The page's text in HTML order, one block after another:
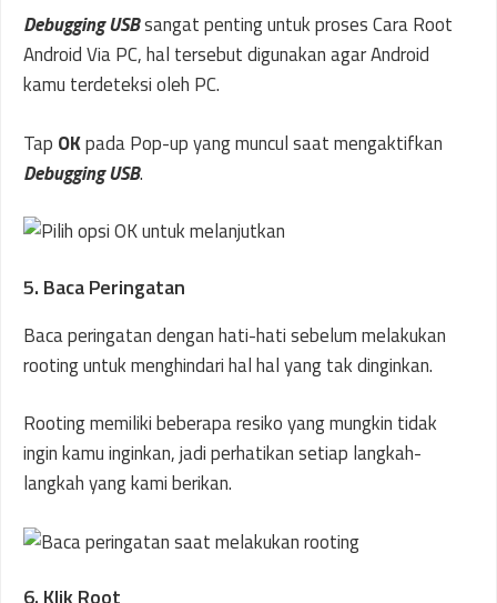
Debugging USBsangat penting untuk proses Cara Root
Android Via PC, hal tersebut digunakan agar Android
kamu terdeteksi oleh PC.
Tap OKpada Pop-up yang muncul saat mengaktifkan
DebuggingUSB.
5. Baca Peringatan
Baca peringatan dengan hati-hati sebelum melakukan
rooting untuk menghindari hal hal yang tak dinginkan.
Rooting memiliki beberapa resiko yang mungkin tidak
ingin kamu inginkan, jadi perhatikan setiap langkah-
langkah yang kami berikan.
6. Klik Root